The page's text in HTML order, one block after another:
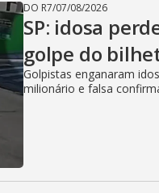
DO R7/07/08/2026
SP: idosa
golpe do
Golpistas enganaram
milionário e falsa